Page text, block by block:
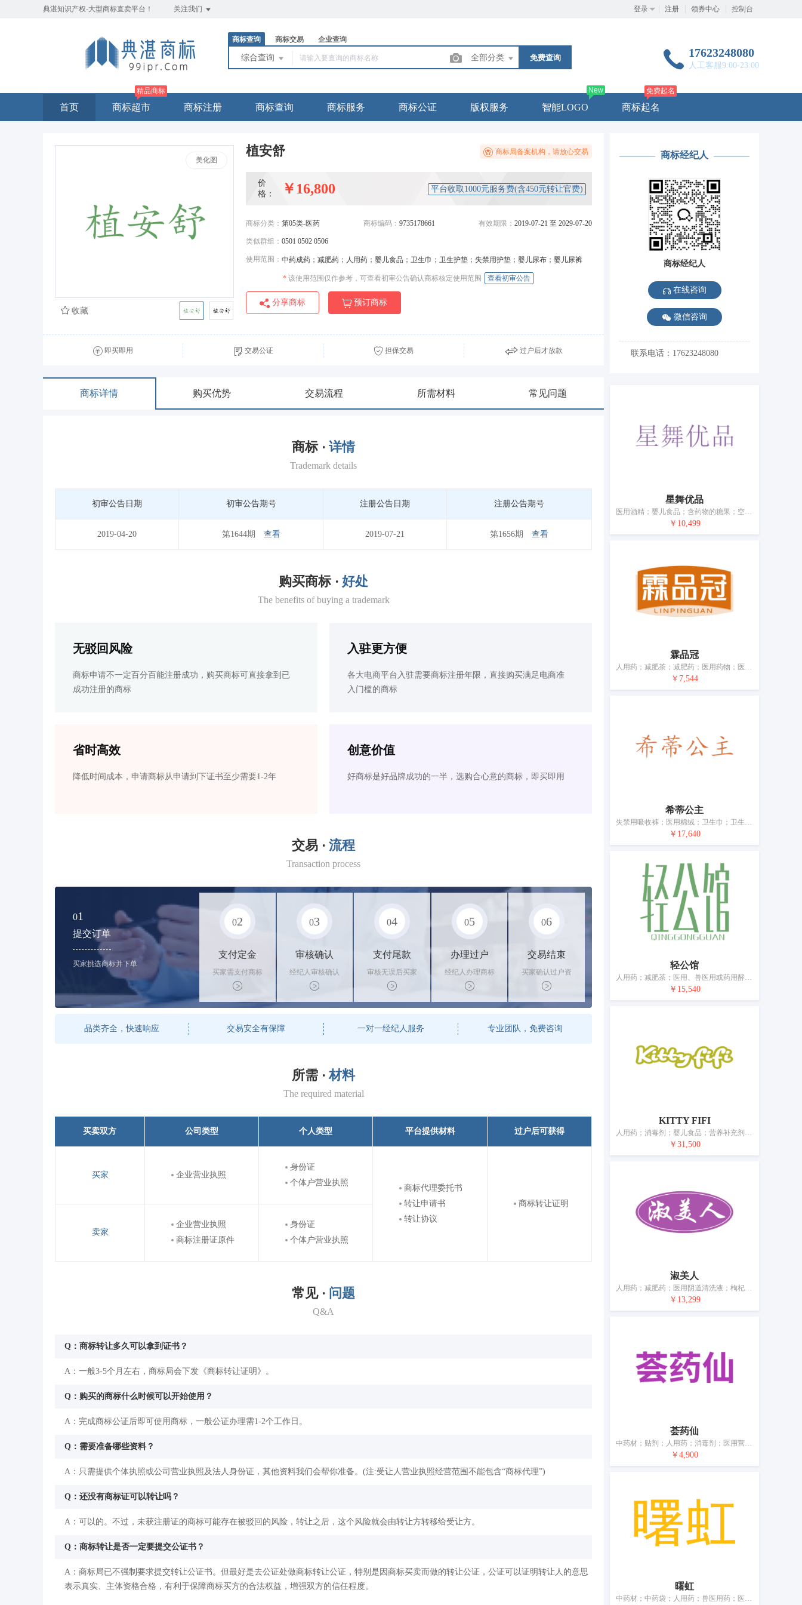
典湛知识产权-大型商标直卖平台！ 关注我们 登录 注册 领券中心 控制台
商标查询 商标交易 企业查询
综合查询 全部分类 免费查询 17623248080
人工客服9:00-23:00
首页 商标超市
精品商标
商标注册 商标查询 商标服务 商标公证 版权服务 智能LOGO
New
商标起名
免费起名
美化图
植安舒 商标局备案机构，请放心交易
价
格：
￥16,800 平台收取1000元服务费(含450元转让官费)
商标分类： 第05类-医药 商标编码： 9735178661 有效期限： 2019-07-21 至 2029-07-20
类似群组： 0501 0502 0506
使用范围： 中药成药；减肥药；人用药；婴儿食品；卫生巾；卫生护垫；失禁用护垫；婴儿尿布；婴儿尿裤
* 该使用范围仅作参考，可查看初审公告确认商标核定使用范围 查看初审公告
分享商标
预订商标
收藏
即买即用 交易公证 担保交易 过户后才放款
商标详情 购买优势 交易流程 所需材料 常见问题
商标 · 详情
Trademark details
初审公告日期 初审公告期号 注册公告日期 注册公告期号
2019-04-20 第1644期 查看 2019-07-21 第1656期 查看
购买商标 · 好处
The benefits of buying a trademark
无驳回风险
商标申请不一定百分百能注册成功，购买商标可直接拿到已
成功注册的商标
入驻更方便
各大电商平台入驻需要商标注册年限，直接购买满足电商准
入门槛的商标
省时高效
降低时间成本，申请商标从申请到下证书至少需要1-2年
创意价值
好商标是好品牌成功的一半，选购合心意的商标，即买即用
交易 · 流程
Transaction process
01
提交订单
买家挑选商标并下单
02
支付定金
买家需支付商标
标价的50%的购
买订金
03
审核确认
经纪人审核确认
商标状态
04
支付尾款
审核无误后买家
支付尾款，卖家
办理相关手续
05
办理过户
经纪人办理商标
转让手续，交付
相关证书
06
交易结束
买家确认过户资
料后，平台解冻
资金支付卖家
品类齐全，快速响应 交易安全有保障 一对一经纪人服务 专业团队，免费咨询
所需 · 材料
The required material
买卖双方 公司类型 个人类型 平台提供材料 过户后可获得
买家 企业营业执照
身份证
个体户营业执照
商标代理委托书
转让申请书
转让协议
商标转让证明
卖家
企业营业执照
商标注册证原件
身份证
个体户营业执照
常见 · 问题
Q&A
Q：商标转让多久可以拿到证书？
A：一般3-5个月左右，商标局会下发《商标转让证明》。
Q：购买的商标什么时候可以开始使用？
A：完成商标公证后即可使用商标，一般公证办理需1-2个工作日。
Q：需要准备哪些资料？
A：只需提供个体执照或公司营业执照及法人身份证，其他资料我们会帮你准备。(注:受让人营业执照经营范围不能包含“商标代理”)
Q：还没有商标证可以转让吗？
A：可以的。不过，未获注册证的商标可能存在被驳回的风险，转让之后，这个风险就会由转让方转移给受让方。
Q：商标转让是否一定要提交公证书？
A：商标局已不强制要求提交转让公证书。但最好是去公证处做商标转让公证，特别是因商标买卖而做的转让公证，公证可以证明转让人的意思
表示真实、主体资格合格，有利于保障商标买方的合法权益，增强双方的信任程度。
商标经纪人
商标经纪人
在线咨询
微信咨询
联系电话：17623248080
星舞优品
医用酒精；婴儿食品；含药物的糖果；空气净化制剂；牲畜用洗涤剂（杀虫剂）；抗隐花植物制剂；消灭有害动物制剂；牙用研磨剂；宠物尿布
￥10,499
霖品冠
人用药；减肥茶；减肥药；医用药物；医用药膏；水剂；消毒剂；医用营养品；含药物的糖果；蛋白质膳食补充剂
￥7,544
希蒂公主
失禁用吸收裤；医用棉绒；卫生巾；卫生护垫；卫生棉条；卫生内裤；失禁用尿布；婴儿尿布；婴儿尿裤；浸药液的薄纸；消毒纸巾
￥17,640
轻公馆
人用药；减肥茶；医用、兽医用或药用酵母提取物；膳食纤维；消毒剂；医用营养品；营养补充剂；净化剂；消灭有害动物制剂；卫生巾
￥15,540
KITTY FIFI
人用药；消毒剂；婴儿食品；营养补充剂；空气净化制剂；动物用膳食补充剂；蚊香；婴儿尿裤；防溢乳垫；宠物尿布
￥31,500
淑美人
人用药；减肥药；医用阴道清洗液；枸杞；医用营养品；蚊香；卫生巾；婴儿尿布；消毒纸巾
￥13,299
荟药仙
中药材；贴剂；人用药；消毒剂；医用营养品；兽医用药；消灭有害动物制剂；医用保健袋；中药袋；医用敷料
￥4,900
曙虹
中药材；中药袋；人用药；兽医用药；医用营养品；卫生巾；宠物尿布；牙用光洁剂；